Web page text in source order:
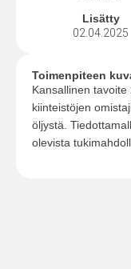
Lisätty
02.04.2025
Toimenpiteen
Kansallinen
kiinteistöjen
öljystä.
olevista